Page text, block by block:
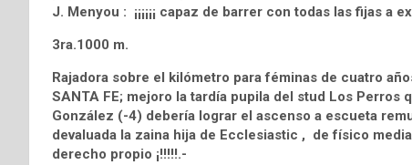
J. Menyou : ¡¡¡¡¡¡ capaz de barrer con todas las fijas a
3ra.1000 m.
Rajadora sobre el kilómetro para féminas de cuatro
SANTA FE; mejoro la tardía pupila del stud Los Perros
González (-4) debería lograr el ascenso a escueta
devaluada la zaina hija de Ecclesiastic , de físico
derecho propio ¡!!!!!.-